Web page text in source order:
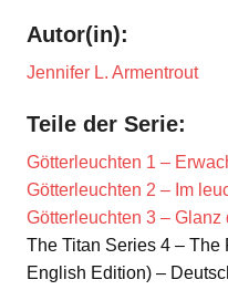
Autor(in):
Jennifer L. Armentrout
Teile der Serie:
Götterleuchten 1 –
Götterleuchten 2 – Im
Götterleuchten 3 –
The Titan Series 4 – The
English Edition) –